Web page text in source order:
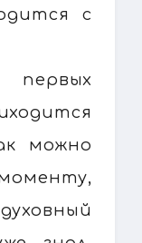
с
первых
можно